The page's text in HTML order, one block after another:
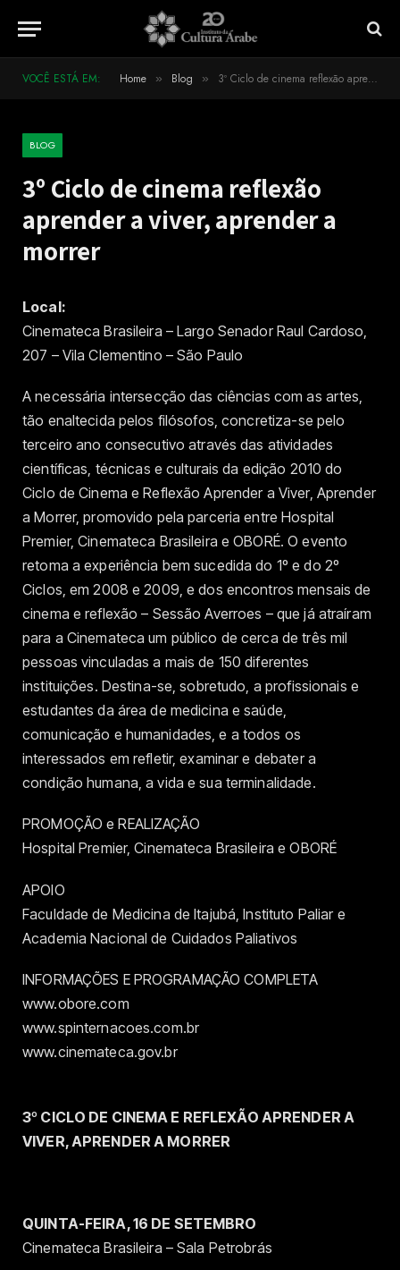
VOCÊ ESTÁ EM: Home » Blog » 3º Ciclo de cinema reflexão aprender a viver, aprender a morrer
BLOG
3º Ciclo de cinema reflexão
aprender a viver, aprender a
morrer
Local:
Cinemateca Brasileira – Largo Senador Raul Cardoso,
207 – Vila Clementino – São Paulo
A necessária intersecção das ciências com as artes,
tão enaltecida pelos filósofos, concretiza-se pelo
terceiro ano consecutivo através das atividades
científicas, técnicas e culturais da edição 2010 do
Ciclo de Cinema e Reflexão Aprender a Viver, Aprender
a Morrer, promovido pela parceria entre Hospital
Premier, Cinemateca Brasileira e OBORÉ. O evento
retoma a experiência bem sucedida do 1º e do 2º
Ciclos, em 2008 e 2009, e dos encontros mensais de
cinema e reflexão – Sessão Averroes – que já atraíram
para a Cinemateca um público de cerca de três mil
pessoas vinculadas a mais de 150 diferentes
instituições. Destina-se, sobretudo, a profissionais e
estudantes da área de medicina e saúde,
comunicação e humanidades, e a todos os
interessados em refletir, examinar e debater a
condição humana, a vida e sua terminalidade.
PROMOÇÃO e REALIZAÇÃO
Hospital Premier, Cinemateca Brasileira e OBORÉ
APOIO
Faculdade de Medicina de Itajubá, Instituto Paliar e
Academia Nacional de Cuidados Paliativos
INFORMAÇÕES E PROGRAMAÇÃO COMPLETA
www.obore.com
www.spinternacoes.com.br
www.cinemateca.gov.br
3º CICLO DE CINEMA E REFLEXÃO APRENDER A
VIVER, APRENDER A MORRER
QUINTA-FEIRA, 16 DE SETEMBRO
Cinemateca Brasileira – Sala Petrobrás